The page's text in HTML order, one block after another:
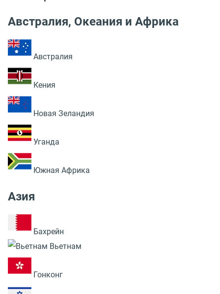
Австралия, Океания и Африка
Австралия
Кения
Новая Зеландия
Уганда
Южная Африка
Азия
Бахрейн
Вьетнам
Гонконг